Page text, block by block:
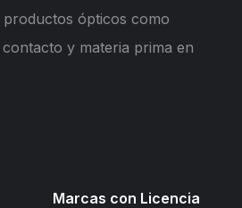
ópticos como
y materia prima en
Marcas con Licencia